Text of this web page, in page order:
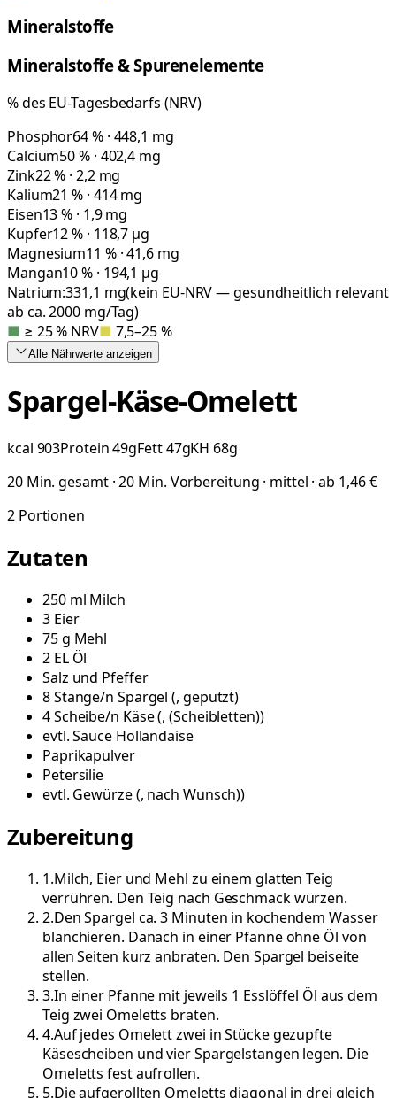
Mineralstoffe
Mineralstoffe & Spurenelemente
% des EU-Tagesbedarfs (NRV)
Phosphor64 % · 448,1 mg
Calcium50 % · 402,4 mg
Zink22 % · 2,2 mg
Kalium21 % · 414 mg
Eisen13 % · 1,9 mg
Kupfer12 % · 118,7 µg
Magnesium11 % · 41,6 mg
Mangan10 % · 194,1 µg
Natrium:331,1 mg(kein EU-NRV — gesundheitlich relevant
ab ca. 2000 mg/Tag)
■ ≥ 25 % NRV■ 7,5–25 %
Alle Nährwerte anzeigen
Spargel-Käse-Omelett
kcal 903Protein 49gFett47gKH 68g
20 Min. gesamt · 20 Min. Vorbereitung · mittel · ab 1,46 €
2 Portionen
Zutaten
250 ml Milch
3 Eier
75g Mehl
2 EL Öl
Salz und Pfeffer
8Stange/n Spargel (, geputzt)
4Scheibe/n Käse(, (Scheibletten))
evtl.Sauce Hollandaise
Paprikapulver
Petersilie
evtl. Gewürze(, nach Wunsch))
Zubereitung
1.Milch, Eier und Mehl zu einem glatten Teig
verrühren. Den Teig nach Geschmack würzen.
2.Den Spargel ca. 3 Minuten in kochendem Wasser
blanchieren. Danach in einer Pfanne ohne Öl von
allen Seiten kurz anbraten. Den Spargel beiseite
stellen.
3.In einer Pfanne mit jeweils 1 Esslöffel Öl aus dem
Teig zwei Omeletts braten.
4.Auf jedes Omelett zwei in Stücke gezupfte
Käsescheiben und vier Spargelstangen legen. Die
Omeletts fest aufrollen.
5.Die aufgerollten Omeletts diagonal in drei gleich